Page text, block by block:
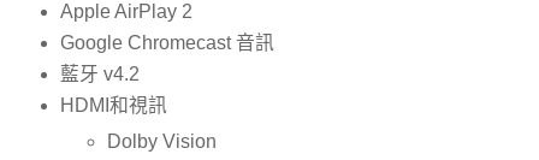
Apple AirPlay 2
Google Chromecast 音訊
藍牙 v4.2
HDMI和視訊
Dolby Vision